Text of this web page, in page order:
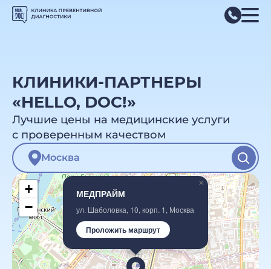
КЛИНИКИ-ПАРТНЕРЫ
«HELLO, DOC!»
Лучшие цены на медицинские услуги
с проверенным качеством
МЕДПРАЙМ
ул. Шаболовка, 10, корп. 1, Москва
Проложить маршрут
×
+
−